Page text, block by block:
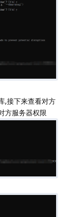
,接下来查看对方
方服务器权限